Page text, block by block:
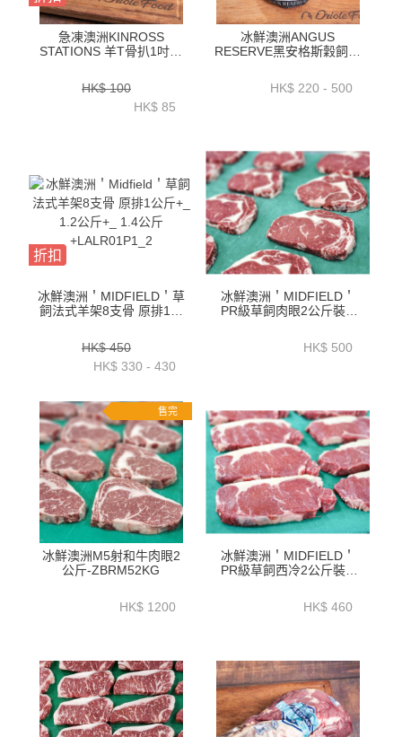
急凍澳洲KINROSS
STATIONS 羊T骨扒1吋厚
HK$ 100
HK$ 85
冰鮮澳洲ANGUS
RESERVE黑安格斯穀飼肉
公斤+_1.4公斤+／1.7公斤
+ ／2.1公斤+_2.5公斤+ -
HK$ 220 - 500
折扣
冰鮮澳洲＇MIDFIELD＇草
飼法式羊架8支骨 原排1公
+LALR01P1_2
HK$ 450
HK$ 330 - 430
冰鮮澳洲＇MIDFIELD＇
PR級草飼肉眼2公斤裝--
HK$ 500
售完
冰鮮澳洲M5射和牛肉眼2
公斤-ZBRM52KG
HK$ 1200
冰鮮澳洲＇MIDFIELD＇
PR級草飼西冷2公斤裝--
HK$ 460